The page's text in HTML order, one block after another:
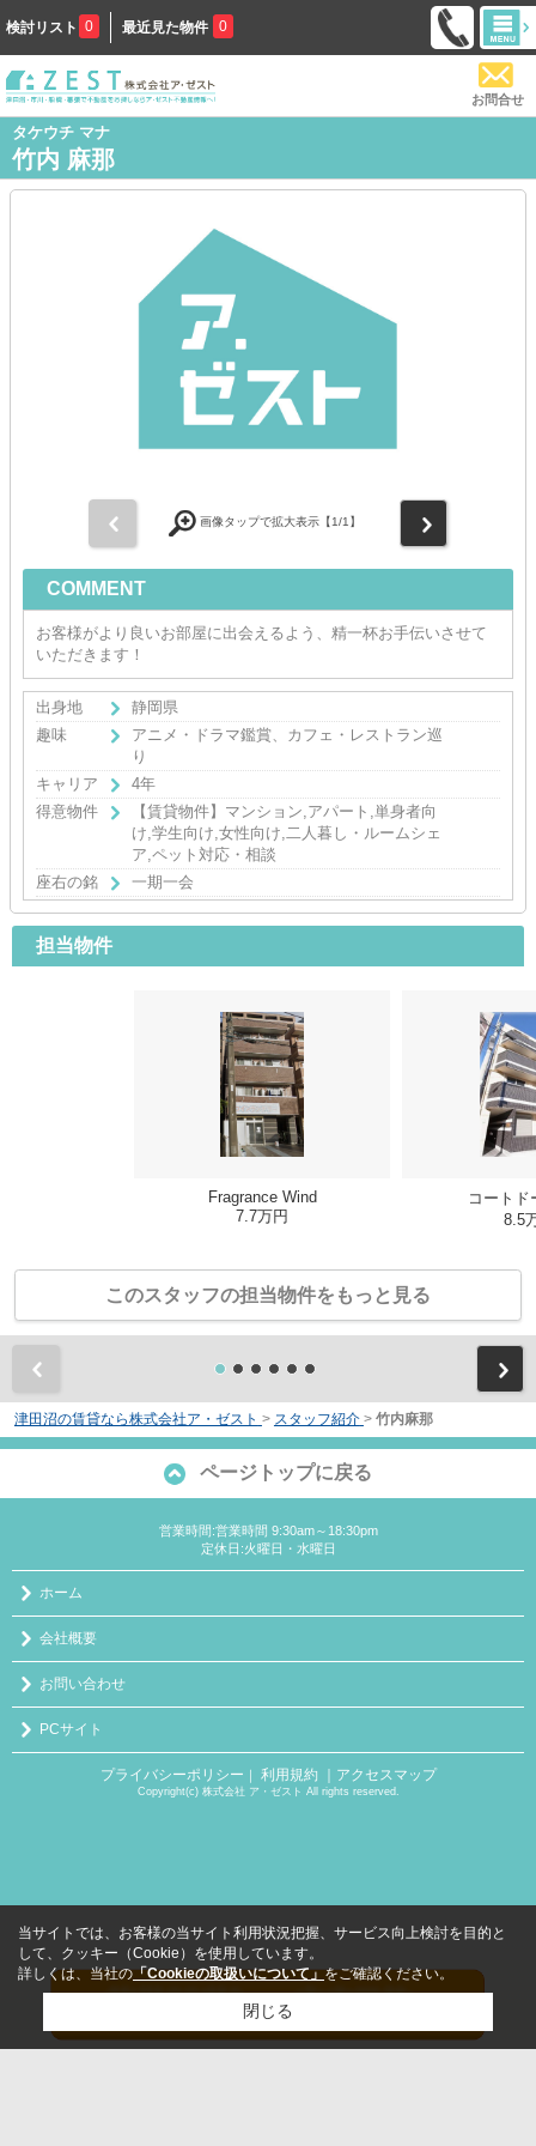
検討リスト 0 最近見た物件 0
お問合せ
タケウチ マナ
竹内 麻那
画像タップで拡大表示【1/1】
COMMENT
お客様がより良いお部屋に出会えるよう、精一杯お手伝いさせて
いただきます！
出身地
静岡県
趣味
アニメ・ドラマ鑑賞、カフェ・レストラン巡
り
キャリア
4年
得意物件
【賃貸物件】マンション,アパート,単身者向
け,学生向け,女性向け,二人暮し・ルームシェ
ア,ペット対応・相談
座右の銘
一期一会
担当物件
Fragrance Wind
7.7万円
コートド
8.5
このスタッフの担当物件をもっと見る
津田沼の賃貸なら株式会社ア・ゼスト > スタッフ紹介 > 竹内麻那
ページトップに戻る
営業時間:営業時間 9:30am～18:30pm
定休日:火曜日・水曜日
ホーム
会社概要
お問い合わせ
PCサイト
プライバシーポリシー ｜ 利用規約 ｜アクセスマップ
Copyright(c) 株式会社 ア・ゼスト All rights reserved.
当サイトでは、お客様の当サイト利用状況把握、サービス向上検討を目的と
して、クッキー（Cookie）を使用しています。
詳しくは、当社の「Cookieの取扱いについて」をご確認ください。
閉じる